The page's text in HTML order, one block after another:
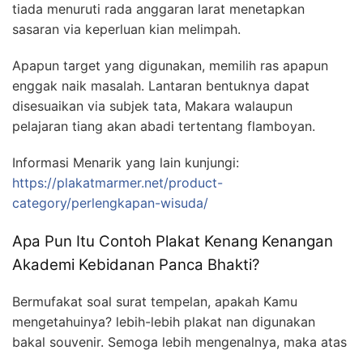
tiada menuruti rada anggaran larat menetapkan
sasaran via keperluan kian melimpah.
Apapun target yang digunakan, memilih ras apapun
enggak naik masalah. Lantaran bentuknya dapat
disesuaikan via subjek tata, Makara walaupun
pelajaran tiang akan abadi tertentang flamboyan.
Informasi Menarik yang lain kunjungi:
https://plakatmarmer.net/product-
category/perlengkapan-wisuda/
Apa Pun Itu Contoh Plakat Kenang Kenangan
Akademi Kebidanan Panca Bhakti?
Bermufakat soal surat tempelan, apakah Kamu
mengetahuinya? lebih-lebih plakat nan digunakan
bakal souvenir. Semoga lebih mengenalnya, maka atas